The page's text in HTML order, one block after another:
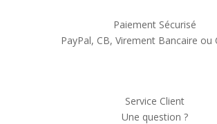
Paiement Sécurisé
PayPal, CB, Virement Bancaire ou
Service Client
Une question ?